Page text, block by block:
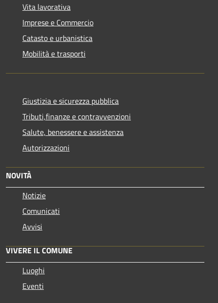
Vita lavorativa
Imprese e Commercio
Catasto e urbanistica
Mobilità e trasporti
Giustizia e sicurezza pubblica
Tributi,finanze e contravvenzioni
Salute, benessere e assistenza
Autorizzazioni
NOVITÀ
Notizie
Comunicati
Avvisi
VIVERE IL COMUNE
Luoghi
Eventi